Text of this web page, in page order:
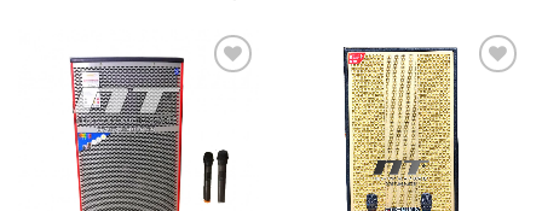
wishlist